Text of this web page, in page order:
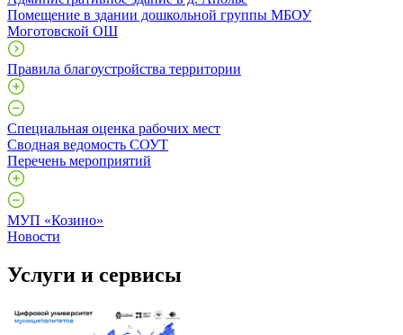
Помещение в здании дошкольной группы МБОУ
Моготовской ОШ
Правила благоустройства территории
Специальная оценка рабочих мест
Сводная ведомость СОУТ
Перечень мероприятий
МУП «Козино»
Новости
Услуги и сервисы